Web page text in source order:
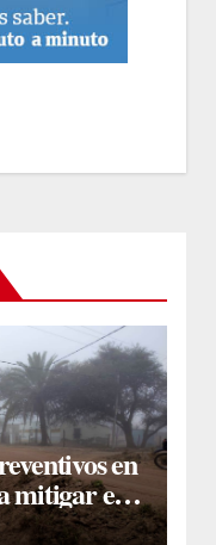
en
mitigar el
de lluvias